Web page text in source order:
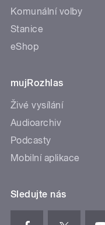
Komunální volby
Stanice
eShop
mujRozhlas
Živé vysílání
Audioarchiv
Podcasty
Mobilní aplikace
Sledujte nás